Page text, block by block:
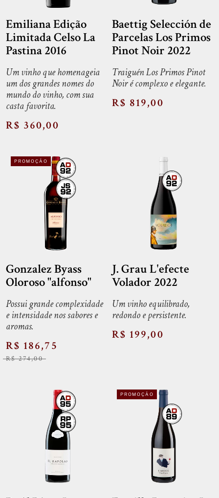
Emiliana Edição
Limitada Celso La
Pastina 2016
Um vinho que homenageia
um dos grandes nomes do
mundo do vinho, com sua
casta favorita.
R$ 360,00
Baettig Selección de
Parcelas Los Primos
Pinot Noir 2022
Traiguén Los Primos Pinot
Noir é complexo e elegante.
R$ 819,00
PROMOÇÃO
Gonzalez Byass
Oloroso "alfonso"
Possui grande complexidade
e intensidade nos sabores e
aromas.
R$ 186,75
R$ 274,00
J. Grau L'efecte
Volador 2022
Um vinho equilibrado,
redondo e persistente.
R$ 199,00
PROMOÇÃO